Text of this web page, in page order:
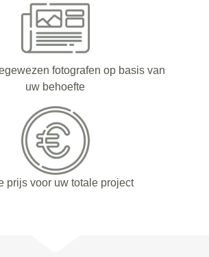
fotografen op basis van
uw behoefte
prijs voor uw totale project